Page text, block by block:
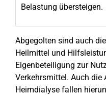
Belastung übersteigen.
Abgegolten sind auch
Heilmittel und
Eigenbeteiligung zur
Verkehrsmittel. Auch
Heimdialyse fallen